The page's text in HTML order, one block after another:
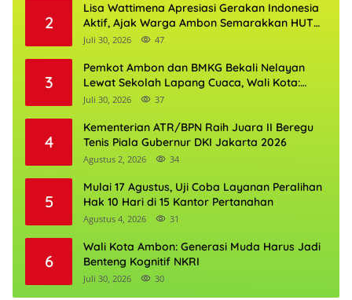
2
Lisa Wattimena Apresiasi Gerakan Indonesia
Aktif, Ajak Warga Ambon Semarakkan HUT
RI dan HUT Provinsi Maluku
Juli 30, 2026 47
3
Pemkot Ambon dan BMKG Bekali Nelayan
Lewat Sekolah Lapang Cuaca, Wali Kota:
Keselamatan Harus Jadi Prioritas
Juli 30, 2026 37
4
Kementerian ATR/BPN Raih Juara II Beregu
Tenis Piala Gubernur DKI Jakarta 2026
Agustus 2, 2026 34
5
Mulai 17 Agustus, Uji Coba Layanan Peralihan
Hak 10 Hari di 15 Kantor Pertanahan
Agustus 4, 2026 31
6
Wali Kota Ambon: Generasi Muda Harus Jadi
Benteng Kognitif NKRI
Juli 30, 2026 30